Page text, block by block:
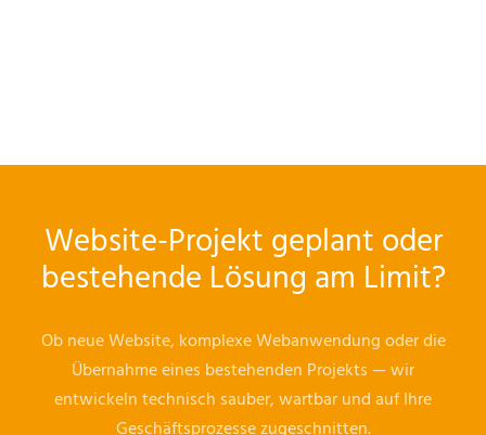
Website-Projekt geplant oder
bestehende Lösung am Limit?
Ob neue Website, komplexe Webanwendung oder die
Übernahme eines bestehenden Projekts — wir
entwickeln technisch sauber, wartbar und auf Ihre